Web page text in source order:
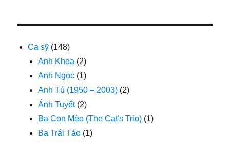
Ca sỹ (148)
Anh Khoa (2)
Anh Ngọc (1)
Anh Tú (1950 – 2003) (2)
Ánh Tuyết(2)
Ba Con Mèo (The Cat's Trio) (1)
Ba Trái Táo (1)